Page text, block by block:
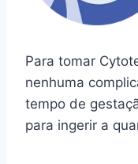
Para tomar
nenhuma
tempo de
para ingerir a